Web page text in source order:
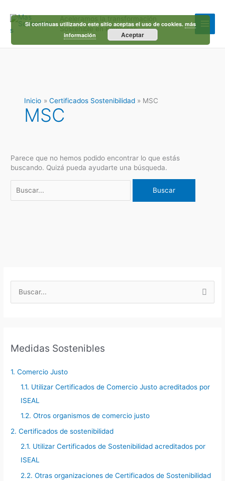
contenido
Sostenible en Empresas
Inicio Certificados Sostenibilidad MSC
MSC
Parece que no hemos podido encontrar lo que estás
buscando. Quizá pueda ayudarte una búsqueda.
Buscar
por:
p
Medidas Sostenibles
1. Comercio Justo
1.1. Utilizar Certificados de Comercio Justo acreditados por
ISEAL
1.2. Otros organismos de comercio justo
2. Certificados de sostenibilidad
2.1. Utilizar Certificados de Sostenibilidad acreditados por
ISEAL
2.2. Otras organizaciones de Certificados de Sostenibilidad
Si continuas utilizando este sitio aceptas el uso de cookies.más
información
Aceptar